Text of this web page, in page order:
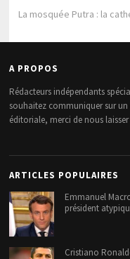
La mosquée Putra : la
A PROPOS
Rédacteurs indépendants
souhaitez communiquer sur
éditoriale, merci de nous laisser
ARTICLES POPULAIRES
Emmanuel
président
Cristiano